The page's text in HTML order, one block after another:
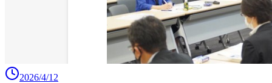
2026/4/12